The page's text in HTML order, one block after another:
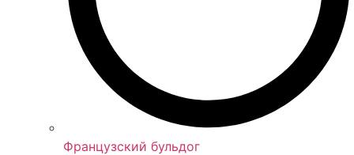
Французский бульдог